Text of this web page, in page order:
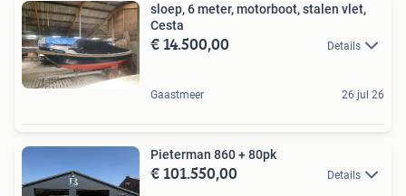
sloep, 6 meter, motorboot, stalen vlet,
Cesta
€ 14.500,00 Details
Gaastmeer 26 jul 26
Pieterman 860 + 80pk
€ 101.550,00 Details